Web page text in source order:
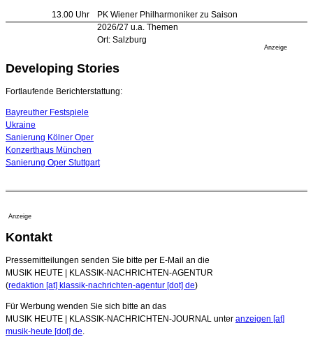
Festspiele
17. Juli 2026 - 18:03 Uhr
16. Juli 2026 - 22:49 Uhr
Quatuor Ebène wird mit Bremer Musikfest-Preis
04. August 2026 - 13:30 Uhr
13.00 Uhr
PK Wiener Philharmoniker zu Saison
2026/27 u.a. Themen
Ort: Salzburg
Anzeige
Developing Stories
Fortlaufende Berichterstattung:
Bayreuther Festspiele
Ukraine
Sanierung Kölner Oper
Konzerthaus München
Sanierung Oper Stuttgart
Anzeige
Kontakt
Pressemitteilungen senden Sie bitte per E-Mail an die
MUSIK HEUTE | KLASSIK-NACHRICHTEN-AGENTUR
(redaktion [at] klassik-nachrichten-agentur [dot] de)
Für Werbung wenden Sie sich bitte an das
MUSIK HEUTE | KLASSIK-NACHRICHTEN-JOURNAL unter anzeigen [at]
musik-heute [dot] de.